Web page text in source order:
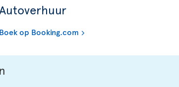
Boek op Booking.com